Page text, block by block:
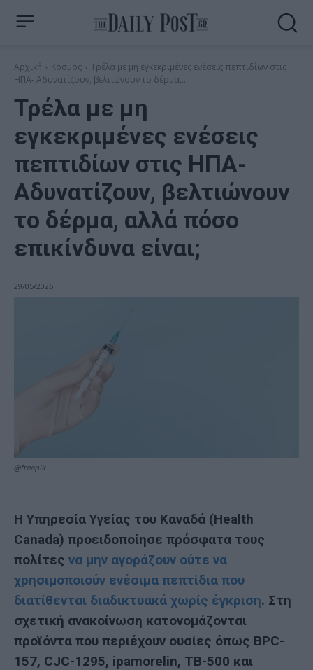
Αρχική Κόσμος
Τρέλα με μη εγκεκριμένες ενέσεις πεπτιδίων στις
ΗΠΑ- Αδυνατίζουν, βελτιώνουν το δέρμα,...
Τρέλα με μη
εγκεκριμένες ενέσεις
πεπτιδίων στις ΗΠΑ-
Αδυνατίζουν, βελτιώνουν
το δέρμα, αλλά πόσο
επικίνδυνα είναι;
29/05/2026
@freepik
Η Υπηρεσία Υγείας του Καναδά (Health
Canada) προειδοποίησε πρόσφατα τους
πολίτες να μην αγοράζουν ούτε να
χρησιμοποιούν ενέσιμα πεπτίδια που
διατίθενται διαδικτυακά χωρίς έγκριση. Στη
σχετική ανακοίνωση κατονομάζονται
προϊόντα που περιέχουν ουσίες όπως BPC-
157, CJC-1295, ipamorelin, TB-500 και